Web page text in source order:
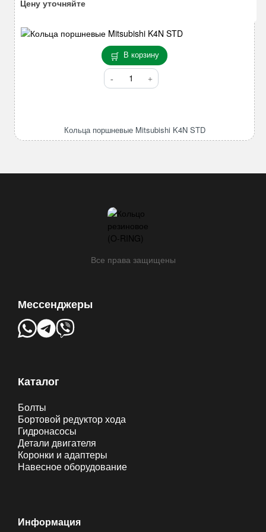
В корзину
Количество
товара
K4N
Кольца поршневые Mitsubishi K4N STD
Цену уточняйте
Все права защищены
Мессенджеры
Каталог
Болты
Бортовой редуктор хода
Гидронасосы
Детали двигателя
Коронки и адаптеры
Навесное оборудование
Информация